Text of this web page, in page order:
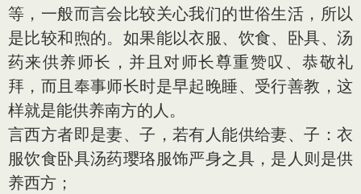
等，一般而言会比较关心我们的世俗生活，所以
是比较和煦的。如果能以衣服、饮食、卧具、汤
药来供养师长，并且对师长尊重赞叹、恭敬礼
拜，而且奉事师长时是早起晚睡、受行善教，这
样就是能供养南方的人。
言西方者即是妻、子，若有人能供给妻、子：衣
服饮食卧具汤药璎珞服饰严身之具，是人则是供
养西方；